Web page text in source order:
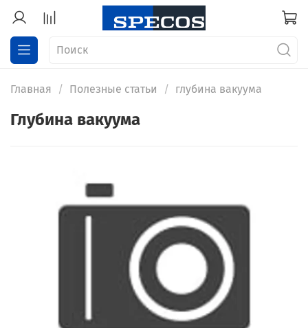
Главная Полезные статьи глубина вакуума
глубина вакуума